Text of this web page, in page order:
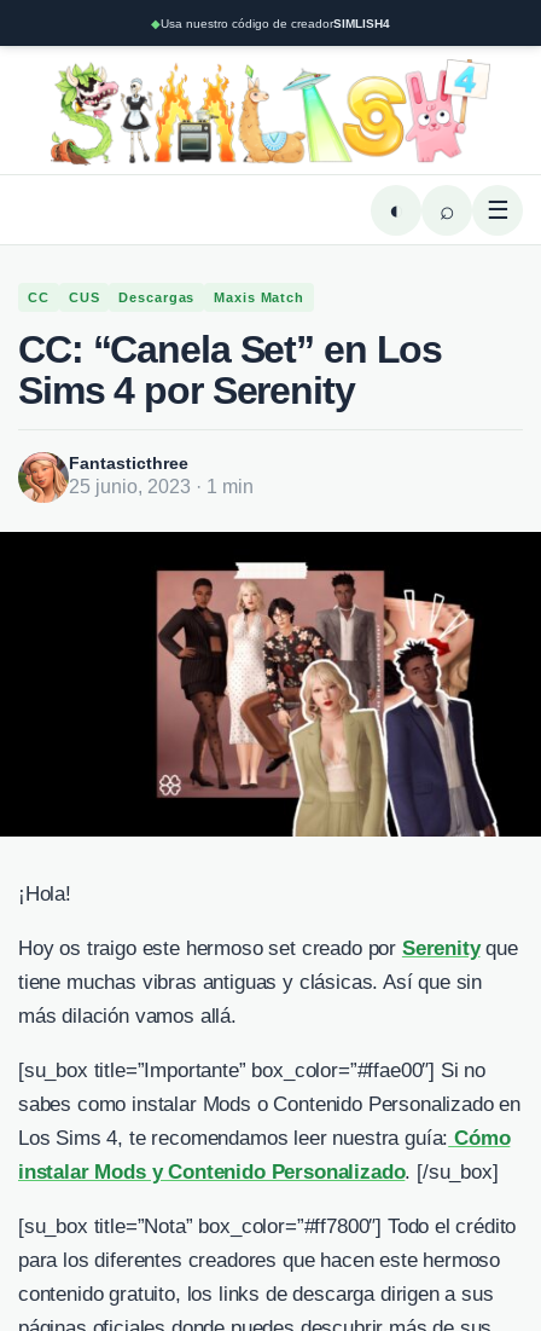
◆Usa nuestro código de creadorSIMLISH4
◐ ⌕ ☰
CC CUS Descargas Maxis Match
CC: “Canela Set” en Los
Sims 4 por Serenity
Fantasticthree
25 junio, 2023 · 1 min
¡Hola!
Hoy os traigo este hermoso set creado por Serenityque
tiene muchas vibras antiguas y clásicas. Así que sin
más dilación vamos allá.
[su_box title=”Importante” box_color=”#ffae00″] Si no
sabes como instalar Mods o Contenido Personalizado en
Los Sims 4, te recomendamos leer nuestra guía: Cómo
instalar Mods y Contenido Personalizado. [/su_box]
[su_box title=”Nota” box_color=”#ff7800″] Todo el crédito
para los diferentes creadores que hacen este hermoso
contenido gratuito, los links de descarga dirigen a sus